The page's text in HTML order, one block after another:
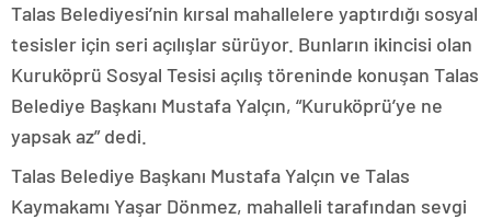
Talas Belediyesi’nin kırsal mahallelere yaptırdığı sosyal
tesisler için seri açılışlar sürüyor. Bunların ikincisi olan
Kuruköprü Sosyal Tesisi açılış töreninde konuşan Talas
Belediye Başkanı Mustafa Yalçın, “Kuruköprü’ye ne
yapsak az” dedi.
Talas Belediye Başkanı Mustafa Yalçın ve Talas
Kaymakamı Yaşar Dönmez, mahalleli tarafından sevgi